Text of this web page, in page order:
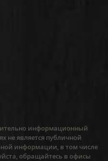
информационный
не является публичной
информации, в том числе
обращайтесь в офисы